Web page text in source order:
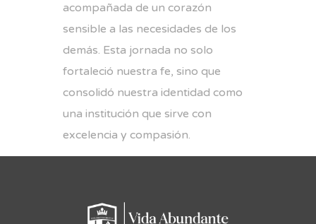
acompañada de un corazón
sensible a las necesidades de los
demás. Esta jornada no solo
fortaleció nuestra fe, sino que
consolidó nuestra identidad como
una institución que sirve con
excelencia y compasión.